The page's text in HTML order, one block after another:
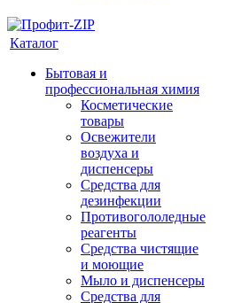
Каталог
Бытовая и
профессиональная химия
Косметические
товары
Освежители
воздуха и
диспенсеры
Средства для
дезинфекции
Противогололедные
реагенты
Средства чистящие
и моющие
Мыло и диспенсеры
Средства для